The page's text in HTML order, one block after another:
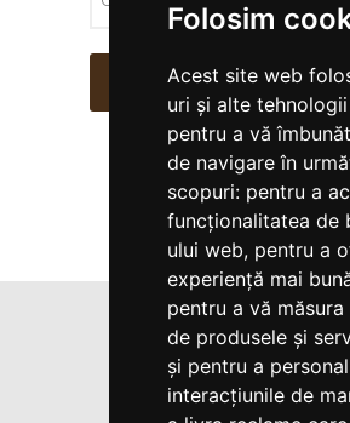
Folosim
Acest site web
uri și alte
pentru a vă
de navigare în
scopuri: pentru a
funcționalitatea de
ului web, pentru a
experiență mai
pentru a vă
de produsele și
și pentru a
interacțiunile de
CAUTĂ
Copyright
2024. Toate drepturile